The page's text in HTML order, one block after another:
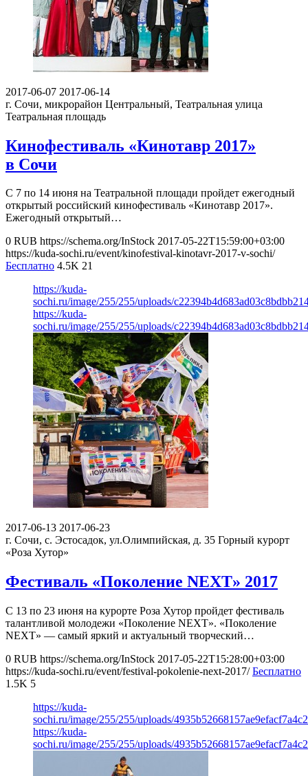
2017-06-07 2017-06-14
г. Сочи, микрорайон Центральный, Театральная улица
Театральная площадь
Кинофестиваль «Кинотавр 2017»
в Сочи
С 7 по 14 июня на Театральной площади пройдет ежегодный
открытый российский кинофестиваль «Кинотавр 2017».
Ежегодный открытый…
0 RUB https://schema.org/InStock 2017-05-22T15:59:00+03:00
https://kuda-sochi.ru/event/kinofestival-kinotavr-2017-v-sochi/
Бесплатно 4.5K 21
https://kuda-
sochi.ru/image/255/255/uploads/
https://kuda-
sochi.ru/image/255/255/uploads/
2017-06-13 2017-06-23
г. Сочи, с. Эстосадок, ул.Олимпийская, д. 35 Горный курорт
«Роза Хутор»
Фестиваль «Поколение NEXT» 2017
С 13 по 23 июня на курорте Роза Хутор пройдет фестиваль
талантливой молодежи «Поколение NEXT». «Поколение
NEXT» — самый яркий и актуальный творческий…
0 RUB https://schema.org/InStock 2017-05-22T15:28:00+03:00
https://kuda-sochi.ru/event/festival-pokolenie-next-2017/ Бесплатно
1.5K 5
https://kuda-
sochi.ru/image/255/255/uploads/
https://kuda-
sochi.ru/image/255/255/uploads/